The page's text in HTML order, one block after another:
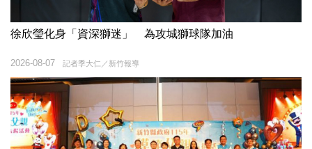
徐欣瑩化身「資深獅迷」 為攻城獅球隊加油
記者季大仁／新竹報導
2026-08-07